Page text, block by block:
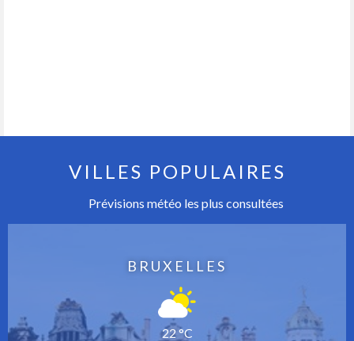
VILLES POPULAIRES
Prévisions météo les plus consultées
BRUXELLES
22 °C